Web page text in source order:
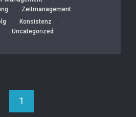
, Zeitmanagement
, Konsistenz ,
, Uncategorized
1